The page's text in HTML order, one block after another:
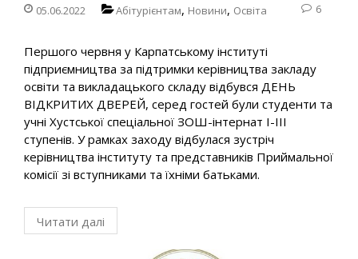
05.06.2022 Абітурієнтам, Новини, Освіта 6
Першого червня у Карпатському інституті
підприємництва за підтримки керівництва закладу
освіти та викладацького складу відбувся ДЕНЬ
ВІДКРИТИХ ДВЕРЕЙ, серед гостей були студенти та
учні Хустської спеціальної ЗОШ-інтернат І-ІІI
ступенів. У рамках заходу відбулася зустріч
керівництва інституту та представників Приймальної
комісії зі вступниками та їхніми батьками.
Читати далі